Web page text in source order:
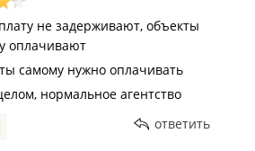
не задерживают, объекты
оплачивают
самому нужно оплачивать
нормальное агентство
ответить